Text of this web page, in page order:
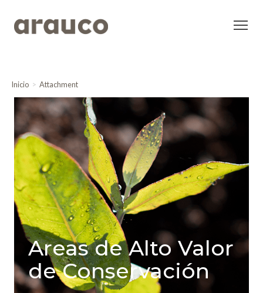
Inicio Attachment
Areas de Alto Valor
de Conservación